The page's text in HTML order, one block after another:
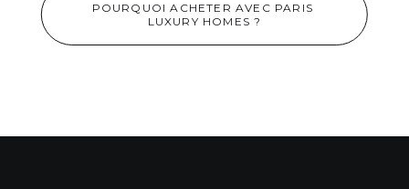
POURQUOI ACHETER AVEC PARIS
LUXURY HOMES ?